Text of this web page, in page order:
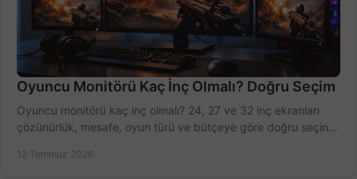
Oyuncu Monitörü Kaç İnç Olmalı? Doğru Seçim
Oyuncu monitörü kaç inç olmalı? 24, 27 ve 32 inç ekranları
çözünürlük, mesafe, oyun türü ve bütçeye göre doğru seçin,
12 Temmuz 2026